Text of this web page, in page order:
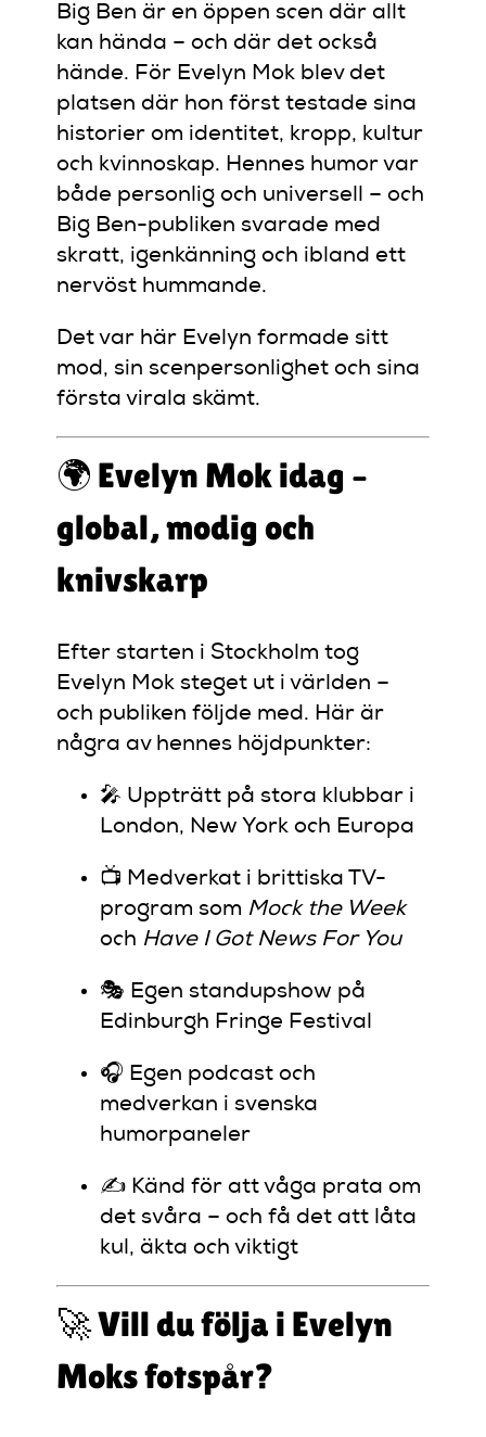
Big Ben är en öppen scen där allt
kan hända – och där det också
hände. För Evelyn Mok blev det
platsen där hon först testade sina
historier om identitet, kropp, kultur
och kvinnoskap. Hennes humor var
både personlig och universell – och
Big Ben-publiken svarade med
skratt, igenkänning och ibland ett
nervöst hummande.
Det var här Evelyn formade sitt
mod, sin scenpersonlighet och sina
första virala skämt.
🌍 Evelyn Mok idag –
global, modig och
knivskarp
Efter starten i Stockholm tog
Evelyn Mok steget ut i världen –
och publiken följde med. Här är
några av hennes höjdpunkter:
🎤 Uppträtt på stora klubbar i
London, New York och Europa
📺 Medverkat i brittiska TV-
program som Mock the Week
och Have I Got News For You
🎭 Egen standupshow på
Edinburgh Fringe Festival
🎧 Egen podcast och
medverkan i svenska
humorpaneler
✍️ Känd för att våga prata om
det svåra – och få det att låta
kul, äkta och viktigt
🚀 Vill du följa i Evelyn
Moks fotspår?